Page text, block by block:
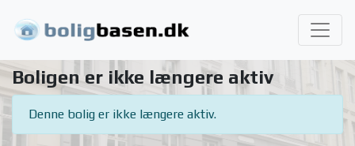
Boligen er ikke længere aktiv
Denne bolig er ikke længere aktiv.